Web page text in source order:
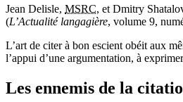
Jean Delisle, MSRC, et Dmitry
(L’Actualité langagière, volume 9,
L’art de citer à bon escient obéit aux
l’appui d’une argumentation, à
Les ennemis de la